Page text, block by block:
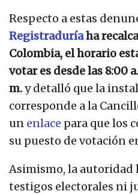
Respecto a estas
Registraduríaha
Colombia, el horario
votar es desde las 8:00
m.y detalló que la
corresponde a la
un enlace para que los
su puesto de votación
Asimismo, la autoridad
testigos electorales ni